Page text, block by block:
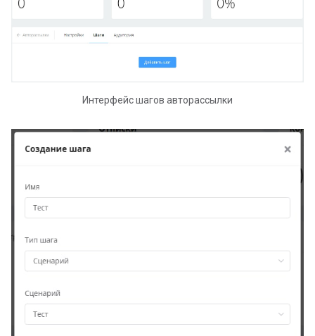
Телеграм с помощью
LEADTEX. Конструктор
Подключение бота к
Настройка меню в чат-
Интерфейс шагов авторассылки